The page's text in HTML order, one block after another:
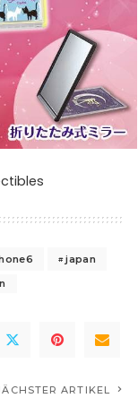
japan
ARTIKEL